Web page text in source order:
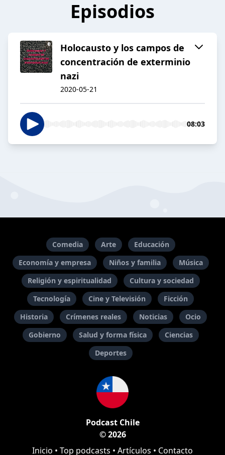
Episodios
Holocausto y los campos de
concentración de exterminio
nazi
2020-05-21
08:03
Comedia Arte
Educación
Economía y empresa
Niños y familia
Música
Religión y espiritualidad
Cultura y sociedad
Tecnología
Cine y Televisión
Ficción
Historia
Crímenes reales Noticias
Ocio
Gobierno
Salud y forma física
Ciencias
Deportes
Podcast Chile
© 2026
Inicio • Top podcasts • Artículos • Contacto